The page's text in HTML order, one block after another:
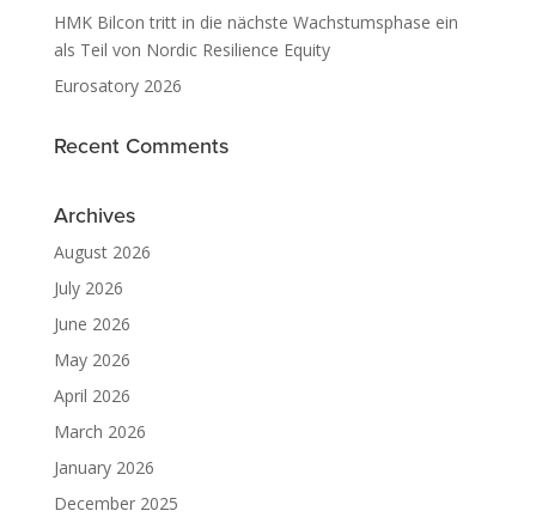
HMK Bilcon tritt in die nächste Wachstumsphase ein
als Teil von Nordic Resilience Equity
Eurosatory 2026
Recent Comments
Archives
August 2026
July 2026
June 2026
May 2026
April 2026
March 2026
January 2026
December 2025